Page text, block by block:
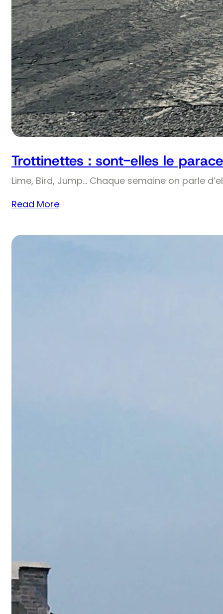
Trottinettes : sont-elles le
Lime, Bird, Jump… Chaque semaine on parle
Read More